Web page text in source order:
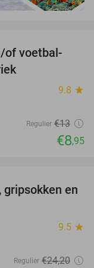
31%
of voetbal-
9.8 star
Regulier €13
€8,95
38%
en
9.5 star
Regulier €24,20